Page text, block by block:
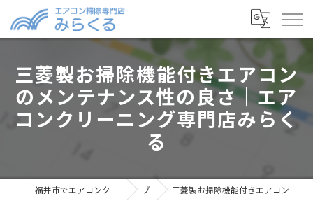
三菱製お掃除機能付きエアコン
のメンテナンス性の良さ｜エア
コンクリーニング専門店みらく
る
ブログ 三菱製お掃除機能付きエアコンのメンテナンス性の良さ｜エアコンクリーニング専門店みらくる